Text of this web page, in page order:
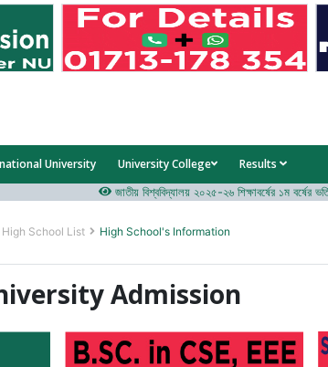
University University College Results
জাতীয় বিশ্ববিদ্যালয় ২০২৫-২৬ শিক্ষাবর্ষের ১ম বর্ষের ভর্তি
High School List High School's Information
Admission